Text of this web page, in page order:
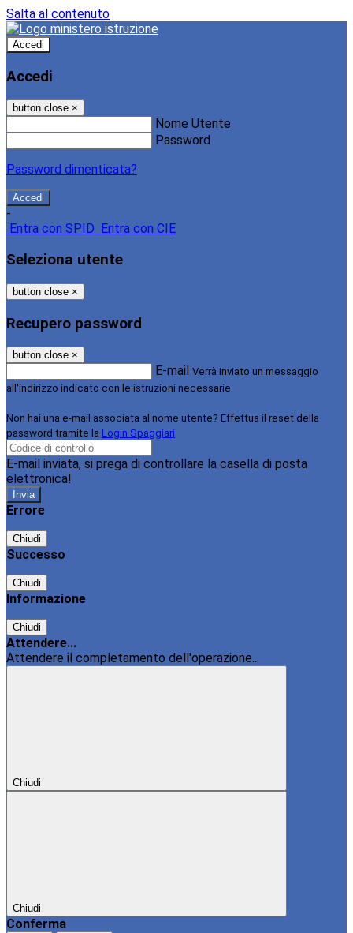
Salta al contenuto
Accedi
Accedi
button close ×
Nome Utente
Password
Password dimenticata?
-
Entra con SPID
Entra con CIE
Seleziona utente
button close ×
Recupero password
button close ×
E-mail Verrà inviato un messaggio
all'indirizzo indicato con le istruzioni necessarie.
Non hai una e-mail associata al nome utente? Effettua il reset della
password tramite la Login Spaggiari
E-mail inviata, si prega di controllare la casella di posta
elettronica!
Errore
Chiudi
Successo
Chiudi
Informazione
Chiudi
Attendere...
Attendere il completamento dell'operazione...
Chiudi
Chiudi
Conferma